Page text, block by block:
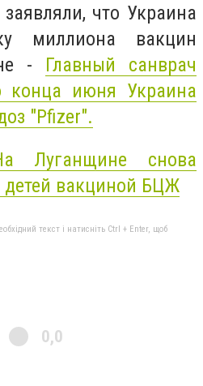
что Украина
миллиона вакцин
- Главный санврач
конца июня Украина
"Pfizer".
Луганщине снова
детей вакциной БЦЖ
текст і натисніть Ctrl + Enter, щоб
0,0